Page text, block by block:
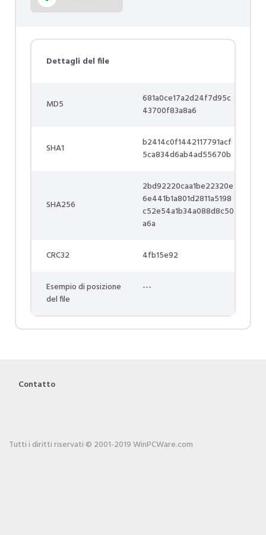
Dettagli del file
MD5
681a0ce17a2d24f7d95c
43700f83a8a6
SHA1
b2414c0f1442117791acf
5ca834d6ab4ad55670b
SHA256
2bd92220caa1be22320e
6e441b1a801d2811a5198
c52e54a1b34a088d8c50
a6a
CRC32 4fb15e92
Esempio di posizione
del file
---
Contatto
Tutti i diritti riservati © 2001-2019 WinPCWare.com